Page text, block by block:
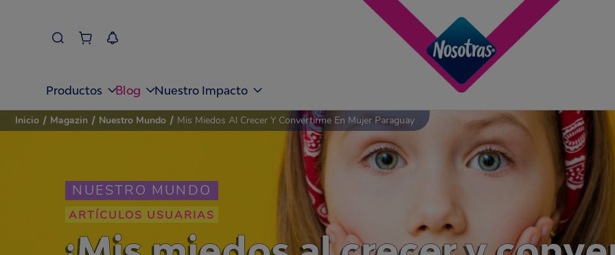
Productos Blog Nuestro Impacto
NUESTRO MUNDO
ARTÍCULOS USUARIAS
Inicio / Magazin / Nuestro Mundo / Mis Miedos Al Crecer Y Convertirme En Mujer Paraguay